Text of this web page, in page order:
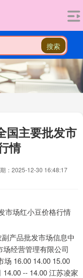
搜索
国主要批发市
情
：2025-12-30 16:48:17
产品批发市场信息中
场经营管理有限公司
场 16.00 14.00 15.00
-- 14.00 江苏凌家